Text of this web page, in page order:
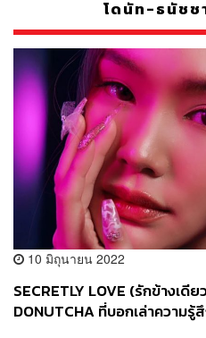
โดนัท-ธนัช
10 มิถุนายน 2022
SECRETLY LOVE (รักข้างเดี
DONUTCHA ที่บอกเล่าความรู้